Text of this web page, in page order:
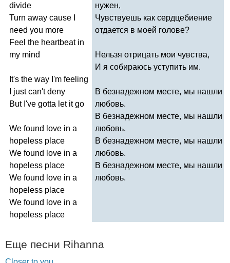
divide
Turn away cause
need you more
Feel the heartbeat in
my mind
It's the way I'm feeling
just can't deny
But I've gotta let it go
We found love in a
hopeless place
We found love in a
hopeless place
We found love in a
hopeless place
We found love in a
hopeless place
нужен,
Чувствуешь как сердцебиение
отдается в моей голове?
Нельзя отрицать мои чувства,
И я собираюсь уступить им.
В безнадежном месте, мы нашли
любовь.
В безнадежном месте, мы нашли
любовь.
В безнадежном месте, мы нашли
любовь.
В безнадежном месте, мы нашли
любовь.
Еще песни Rihanna